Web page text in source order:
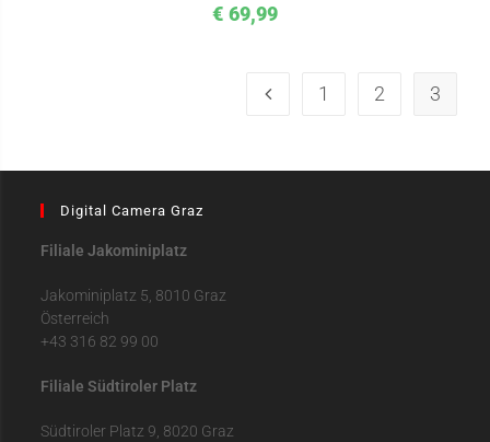
€ 69,99
1 2 3
Digital Camera Graz
Filiale Jakominiplatz
Jakominiplatz 5, 8010 Graz
Österreich
+43 316 82 99 00
Filiale Südtiroler Platz
Südtiroler Platz 9, 8020 Graz